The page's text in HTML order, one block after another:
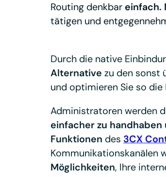
Routing denkbar einfach.
tätigen und
Durch die native
Alternative zu den sonst
und optimieren Sie so
Administratoren werden
einfacher zu
Funktionen des 3CX
Kommunikationskanälen
Möglichkeiten, Ihre